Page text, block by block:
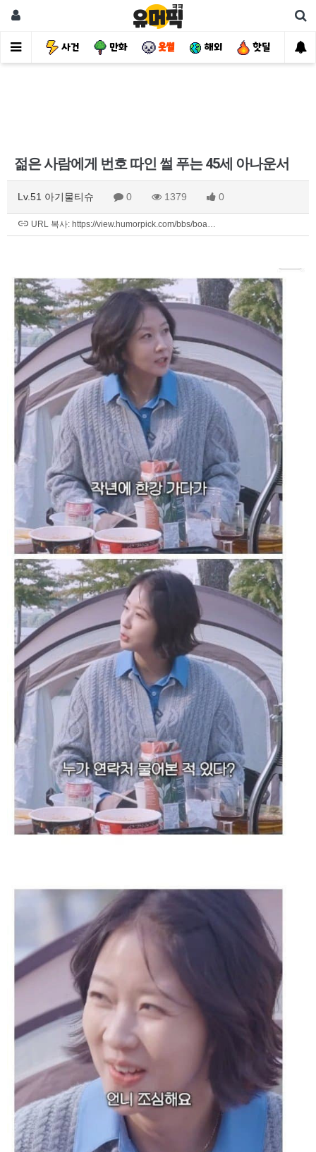
유머 사건 만화 웃썰 해외 핫딜 자
젊은 사람에게 번호 따인 썰 푸는 45세 아나운서
Lv.51 아기물티슈 0 1379 0
URL 복사: https://view.humorpick.com/bbs/boa…